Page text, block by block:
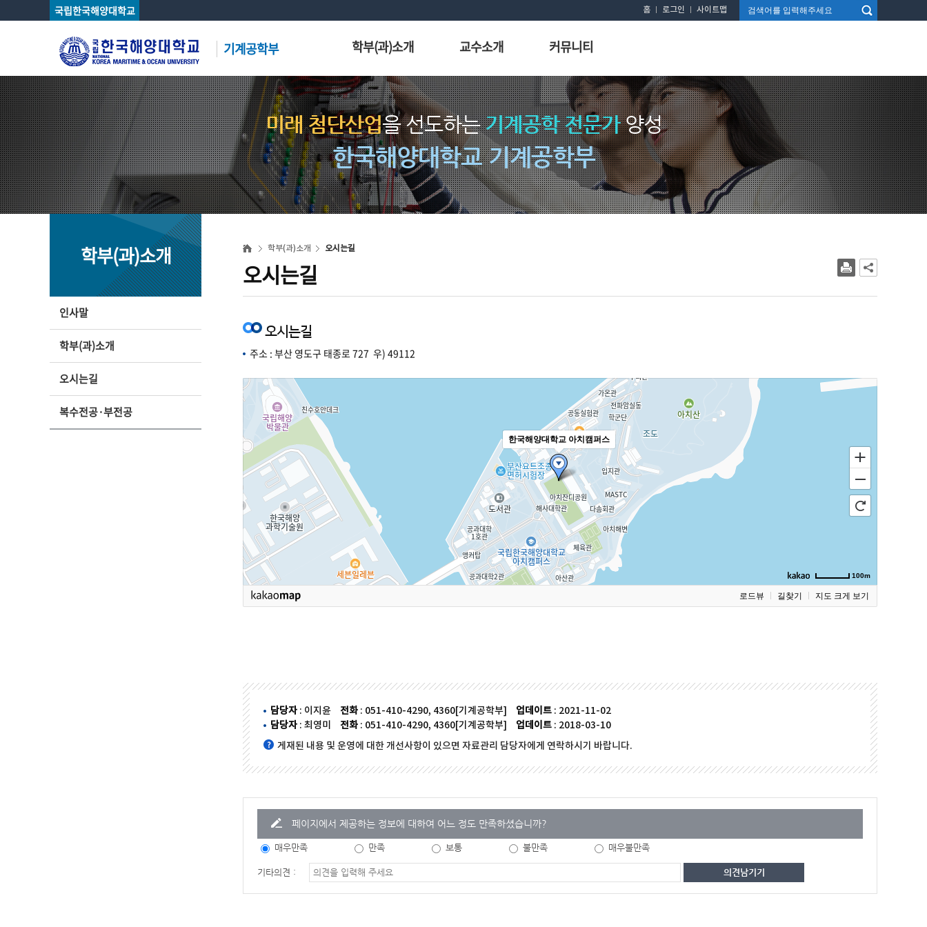
국립한국해양대학교
기계공학부
홈 로그인 사이트맵
학부(과)소개 교수소개 커뮤니티
미래 첨단산업을 선도하는기계공학 전문가양성
한국해양대학교 기계공학부
학부(과)소개
인사말
학부(과)소개
오시는길
복수전공·부전공
학부(과)소개 오시는길
오시는길
오시는길
주소 : 부산 영도구 태종로 727 우) 49112
한국해양대학교 아치캠퍼스
100m
로드뷰 길찾기 지도 크게 보기
담당자 : 이지윤 전화 : 051-410-4290, 4360[기계공학부] 업데이트 : 2021-11-02
담당자 : 최영미 전화 : 051-410-4290, 4360[기계공학부] 업데이트 : 2018-03-10
게재된 내용 및 운영에 대한 개선사항이 있으면 자료관리 담당자에게 연락하시기 바랍니다.
페이지에서 제공하는 정보에 대하여 어느 정도 만족하셨습니까?
매우만족 만족 보통 불만족 매우불만족
기타의견 :